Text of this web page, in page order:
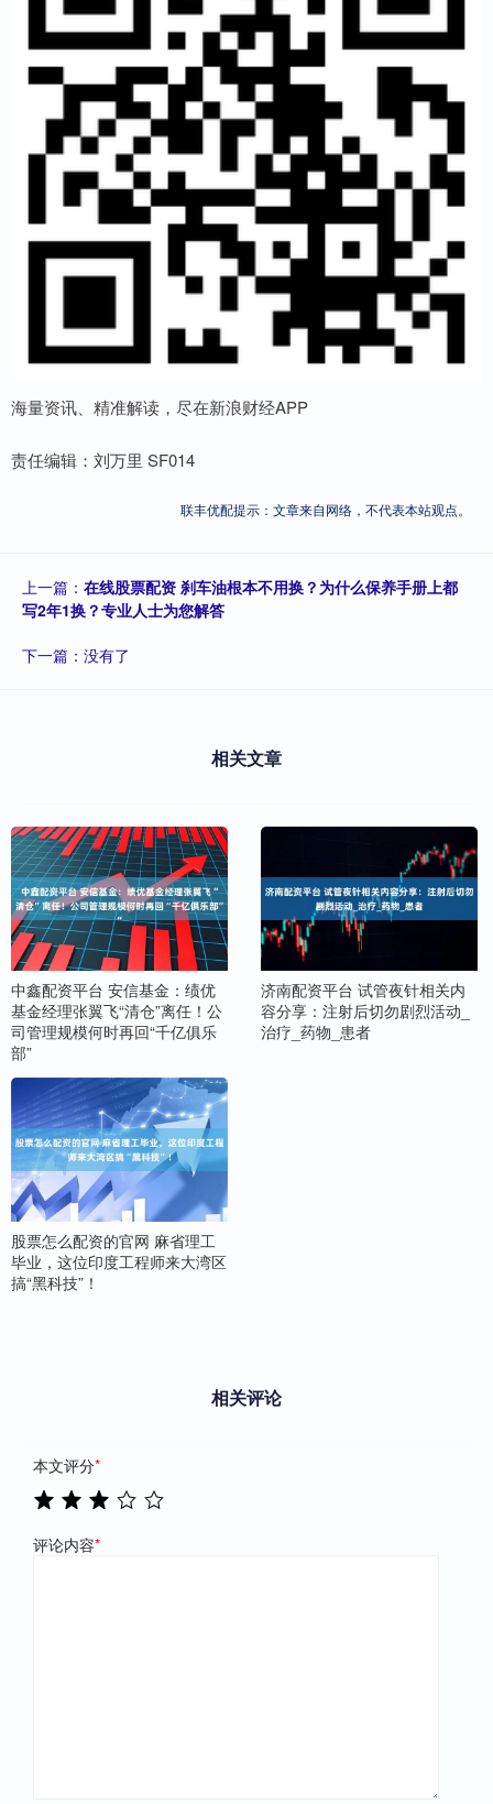
海量资讯、精准解读，尽在新浪财经APP
责任编辑：刘万里 SF014
联丰优配提示：文章来自网络，不代表本站观点。
上一篇： 在线股票配资 刹车油根本不用换？为什么保养手册上都
写2年1换？专业人士为您解答
下一篇：没有了
相关文章
中鑫配资平台 安信基金：绩优
基金经理张翼飞“清仓”离任！公
司管理规模何时再回“千亿俱乐
部”
济南配资平台 试管夜针相关内
容分享：注射后切勿剧烈活动_
治疗_药物_患者
股票怎么配资的官网 麻省理工
毕业，这位印度工程师来大湾区
搞“黑科技”！
相关评论
本文评分*
评论内容*